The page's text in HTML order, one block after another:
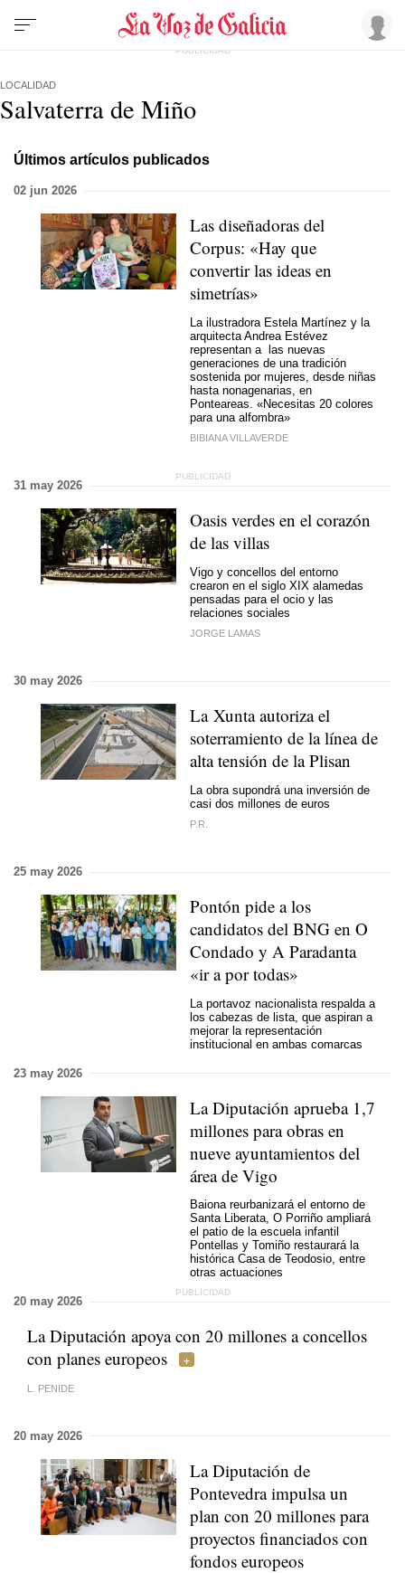
LOCALIDAD
Salvaterra de Miño
Últimos artículos publicados
02 jun 2026
Las diseñadoras del
Corpus: «Hay que
convertir las ideas en
simetrías»
La ilustradora Estela Martínez y la
arquitecta Andrea Estévez
representan a las nuevas
generaciones de una tradición
sostenida por mujeres, desde niñas
hasta nonagenarias, en
Ponteareas. «Necesitas 20 colores
para una alfombra»
BIBIANA VILLAVERDE
31 may 2026
Oasis verdes en el corazón
de las villas
Vigo y concellos del entorno
crearon en el siglo XIX alamedas
pensadas para el ocio y las
relaciones sociales
JORGE LAMAS
30 may 2026
La Xunta autoriza el
soterramiento de la línea de
alta tensión de la Plisan
La obra supondrá una inversión de
casi dos millones de euros
P.R.
25 may 2026
Pontón pide a los
candidatos del BNG en O
Condado y A Paradanta
«ir a por todas»
La portavoz nacionalista respalda a
los cabezas de lista, que aspiran a
mejorar la representación
institucional en ambas comarcas
23 may 2026
La Diputación aprueba 1,7
millones para obras en
nueve ayuntamientos del
área de Vigo
Baiona reurbanizará el entorno de
Santa Liberata, O Porriño ampliará
el patio de la escuela infantil
Pontellas y Tomiño restaurará la
histórica Casa de Teodosio, entre
otras actuaciones
20 may 2026
La Diputación apoya con 20 millones a concellos
con planes europeos
L. PENIDE
20 may 2026
La Diputación de
Pontevedra impulsa un
plan con 20 millones para
proyectos financiados con
fondos europeos